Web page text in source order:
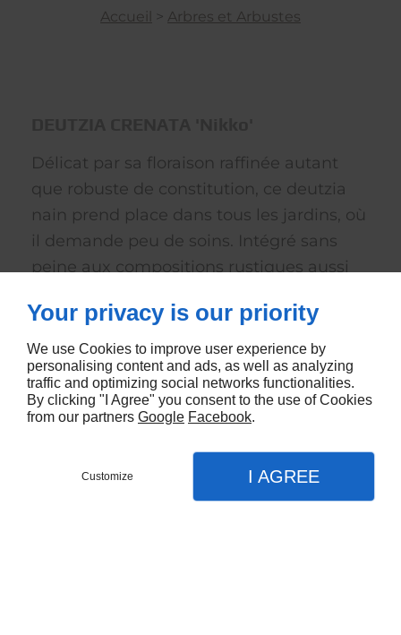
Accueil > Arbres et Arbustes
Délicat par sa floraison raffinée autant
que robuste de constitution, ce deutzia
nain prend place dans tous les jardins, où
il demande peu de soins. Intégré sans
peine aux compositions rustiques aussi
massifs comme aux jardinières de grande
taille.
€12,66 EUR
Your privacy is our priority
We use Cookies to improve user experience by
personalising content and ads, as well as analyzing
traffic and optimizing social networks functionalities.
By clicking "I Agree" you consent to the use of Cookies
from our partners Google Facebook.
Customize I AGREE